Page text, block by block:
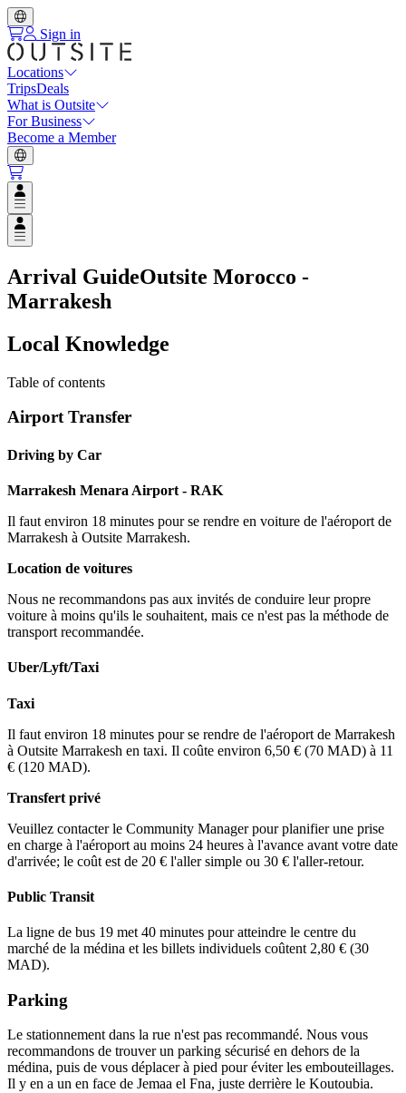
Sign in
Locations
TripsDeals
What is Outsite
For Business
Become a Member
Open user menu
Open user menu
Arrival GuideOutsite Morocco -
Marrakesh
Local Knowledge
Table of contents
Airport Transfer
Driving by Car
Marrakesh Menara Airport - RAK
Il faut environ 18 minutes pour se rendre en voiture de l'aéroport de
Marrakesh à Outsite Marrakesh.
Location de voitures
Nous ne recommandons pas aux invités de conduire leur propre
voiture à moins qu'ils le souhaitent, mais ce n'est pas la méthode de
transport recommandée.
Uber/Lyft/Taxi
Taxi
Il faut environ 18 minutes pour se rendre de l'aéroport de Marrakesh
à Outsite Marrakesh en taxi. Il coûte environ 6,50 € (70 MAD) à 11
€ (120 MAD).
Transfert privé
Veuillez contacter le Community Manager pour planifier une prise
en charge à l'aéroport au moins 24 heures à l'avance avant votre date
d'arrivée; le coût est de 20 € l'aller simple ou 30 € l'aller-retour.
Public Transit
La ligne de bus 19 met 40 minutes pour atteindre le centre du
marché de la médina et les billets individuels coûtent 2,80 € (30
MAD).
Parking
Le stationnement dans la rue n'est pas recommandé. Nous vous
recommandons de trouver un parking sécurisé en dehors de la
médina, puis de vous déplacer à pied pour éviter les embouteillages.
Il y en a un en face de Jemaa el Fna, juste derrière le Koutoubia.